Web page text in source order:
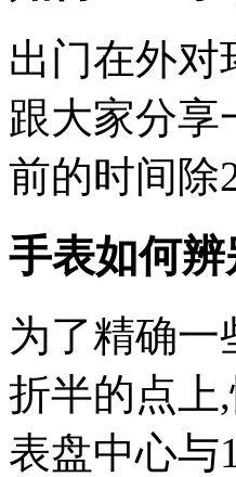
出门在外对
跟大家分享
前的时间除
手表如何辨
为了精确一
折半的点上
表盘中心与